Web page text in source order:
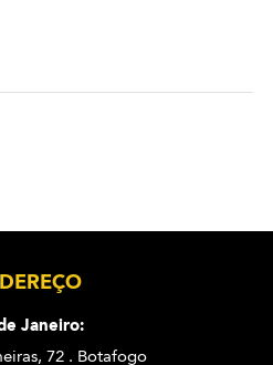
Janeiro:
72 . Botafogo